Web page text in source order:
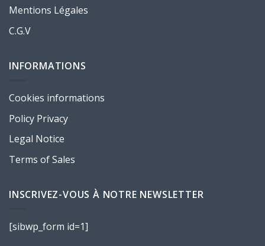
Mentions Légales
C.G.V
INFORMATIONS
Cookies informations
Policy Privacy
Legal Notice
Terms of Sales
INSCRIVEZ-VOUS À NOTRE NEWSLETTER
[sibwp_form id=1]